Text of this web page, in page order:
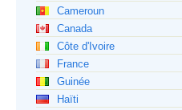
Cameroun
Canada
Côte d'Ivoire
France
Guinée
Haïti